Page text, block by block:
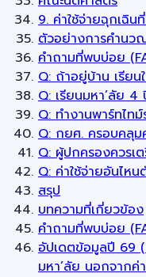
9. ค่าใช้จ่ายฉุกเฉิน
ตัวอย่างการคำนว
คำถามที่พบบ่อย
Q: ถ้าอยู่บ้าน เรียน
Q: เรียนมหา’ลัย 4
Q: ทำงานพาร์ทไท
Q: กยศ. ครอบคลุม
Q: ผู้ปกครองควรเต
Q: ค่าใช้จ่ายอันไห
สรุป
บทความที่เกี่ยวข้อง
คำถามที่พบบ่อย
อัปเดตข้อมูลปี 69
มหา’ลัย นอกจากค่